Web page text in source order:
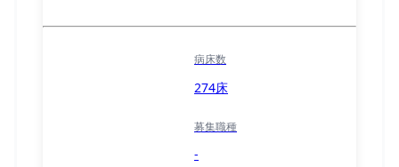
病床数
274床
募集職種
-